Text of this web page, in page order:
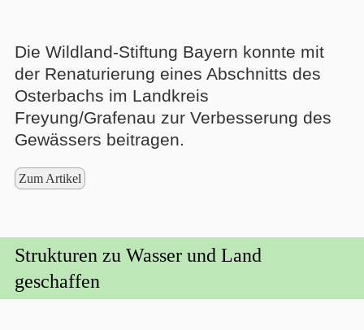
Die Wildland-Stiftung Bayern konnte mit
der Renaturierung eines Abschnitts des
Osterbachs im Landkreis
Freyung/Grafenau zur Verbesserung des
Gewässers beitragen.
Zum Artikel
Strukturen zu Wasser und Land
geschaffen